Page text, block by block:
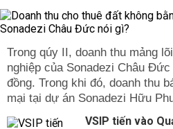
Trong qúy II, doanh thu mảng
nghiệp của Sonadezi Châu
đồng. Trong khi đó, doanh thu
mại tại dự án Sonadezi Hữu
VSIP tiến vào